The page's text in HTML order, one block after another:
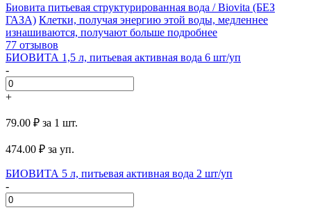
Биовита питьевая структурированная вода / Biovita (БЕЗ
ГАЗА) Клетки, получая энергию этой воды, медленнее
изнашиваются, получают больше подробнее
77 отзывов
БИОВИТА 1,5 л, питьевая активная вода 6 шт/уп
-
+
79.00 ₽ за 1 шт.
474.00 ₽ за уп.
БИОВИТА 5 л, питьевая активная вода 2 шт/уп
-